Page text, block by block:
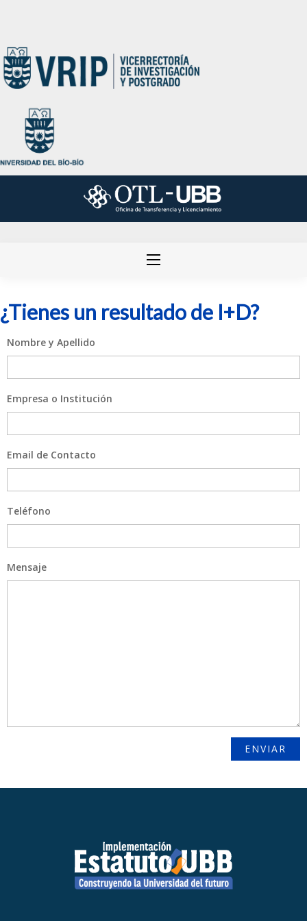
¿Tienes un resultado de I+D?
Nombre y Apellido
Empresa o Institución
Email de Contacto
Teléfono
Mensaje
ENVIAR